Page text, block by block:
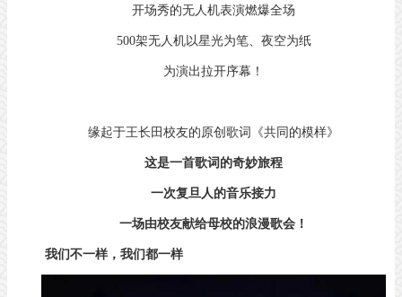
开场秀的无人机表演燃爆全场
500架无人机以星光为笔、夜空为纸
为演出拉开序幕！
缘起于王长田校友的原创歌词《共同的模样》
这是一首歌词的奇妙旅程
一次复旦人的音乐接力
一场由校友献给母校的浪漫歌会！
我们不一样，我们都一样